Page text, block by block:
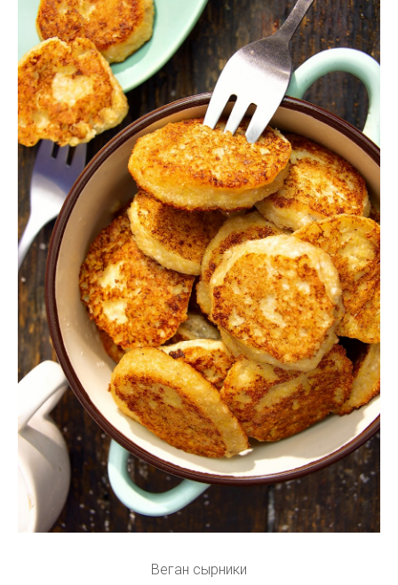
Веган сырники